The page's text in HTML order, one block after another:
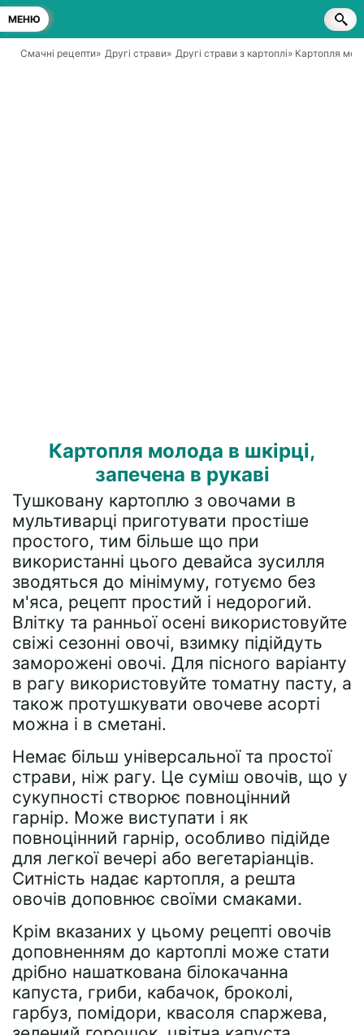
МЕНЮ
Смачні рецепти» Другі страви» Другі страви з картоплі» Картопля
Картопля молода в шкірці,
запечена в рукаві
Тушковану картоплю з овочами в
мультиварці приготувати простіше
простого, тим більше що при
використанні цього девайса зусилля
зводяться до мінімуму, готуємо без
м'яса, рецепт простий і недорогий.
Влітку та ранньої осені використовуйте
свіжі сезонні овочі, взимку підійдуть
заморожені овочі. Для пісного варіанту
в рагу використовуйте томатну пасту, а
також протушкувати овочеве асорті
можна і в сметані.
Немає більш універсальної та простої
страви, ніж рагу. Це суміш овочів, що у
сукупності створює повноцінний
гарнір. Може виступати і як
повноцінний гарнір, особливо підійде
для легкої вечері або вегетаріанців.
Ситність надає картопля, а решта
овочів доповнює своїми смаками.
Крім вказаних у цьому рецепті овочів
доповненням до картоплі може стати
дрібно нашаткована білокачанна
капуста, гриби, кабачок, броколі,
гарбуз, помідори, квасоля спаржева,